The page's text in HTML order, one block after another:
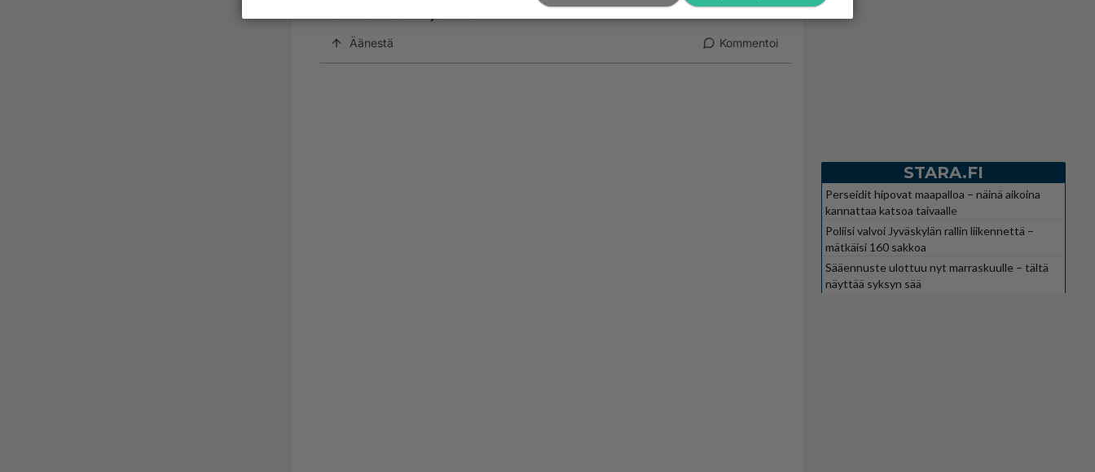
Äänestä Kommentoi
STARA.FI
Perseidit hipovat maapalloa – näinä aikoina
kannattaa katsoa taivaalle
Poliisi valvoi Jyväskylän rallin liikennettä –
mätkäisi 160 sakkoa
Sääennuste ulottuu nyt marraskuulle – tältä
näyttää syksyn sää